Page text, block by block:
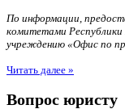
По информации,
комитетами Республики
учреждению «Офис по
Читать далее »
Вопрос юристу